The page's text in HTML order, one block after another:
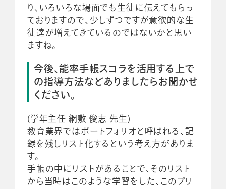
り、いろいろな場面でも生徒に伝えてもらっ
ておりますので、少しずつですが意欲的な生
徒達が増えてきているのではないかと思い
ますね。
今後、能率手帳スコラを活用する上で
の指導方法などありましたらお聞かせ
ください。
(学年主任 網敷 俊志 先生)
教育業界ではポートフォリオと呼ばれる、記
録を残しリスト化するという考え方がありま
す。
手帳の中にリストがあることで、そのリスト
から当時はこのような学習をした、このプリ